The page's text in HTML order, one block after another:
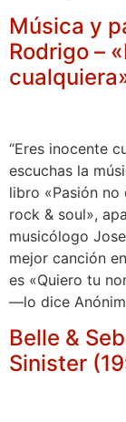
Música y
Rodrigo –
“Eres inocente
escuchas la
libro «Pasión no
rock & soul»,
musicólogo
mejor canción
es «Quiero tu
—lo dice
Belle &
Sinister